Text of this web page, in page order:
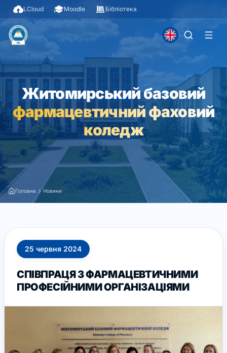
LCloud Moodle Бібліотека
Житомирський базовий
фармацевтичний фаховий
коледж
Головна Новини
25 червня 2024
СПІВПРАЦЯ З ФАРМАЦЕВТИЧНИМИ
ПРОФЕСІЙНИМИ ОРГАНІЗАЦІЯМИ